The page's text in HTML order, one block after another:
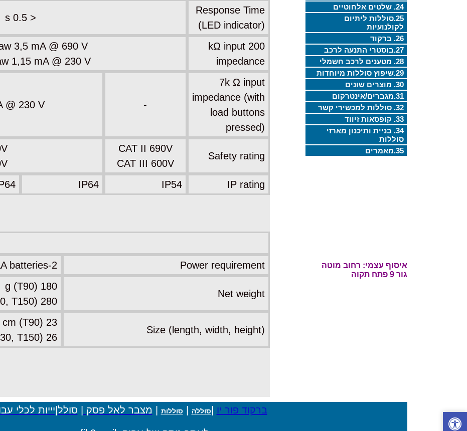
24. שלטים אלחוטיים
25.סוללות ליתיום
לקולנועיות
26. ברקוד
27.בוסטרי התנעה לרכב
28. מטענים לרכב חשמלי
29.שיפוץ סוללות מיוחדות
30. מוצרים שונים
31.מגברים/אינטרקום
32. סוללות למכשירי קשר
33. קופסאות זיווד
34. בניית ותיכנון מארזי
סוללות
35.מאמרים
איסוף עצמי: רחוב מוטה
גור 9 פתח תקוה
Response Time
(LED indicator)
< 0.5 s
200 kΩ input
impedance
3,5 mA @ 690 V
1,15 mA @ 230 V
7k Ω input
impedance (with
load buttons
pressed)
-
@ 230 V
Safety rating
CAT II 690V
CAT III 600V
IP rating
IP54
IP64
Power requirement
2-AAA batteries
Net weight
180 g (T90)
280 g (T110. T130, T150)
Size (length, width, height)
23 x 6.5 x 3.8 cm (T90)
26 x 7 x 3.8 cm (T110, T130, T150)
ברקוד פור יו סוללה סוללות מצבר לאל פסק סולל|יייות לכלי